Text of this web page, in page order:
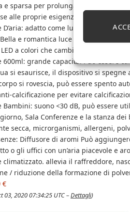
e sparsa per prolungare il tempo di
alle proprie esigenze.
adatto come luce notturna a
e romantica luce a LED con 7
a colori che cambiano, scorrere
600ml: grande capacità. Può essere
si esaurisce, il dispositivo si
si rovescia, può essere spento
calcificazione per evitare
suono <30 dB, può essere
Sala Conferenze e la stanza
secca, microrganismi, allergeni,
Diffusore di aromi Può
o gli uffici con un’aria piacevole e
climatizzato. allevia il raffreddore,
/ riduzione della formazione di
€
03, 2020 07:34:25 UTC –Dettagli)